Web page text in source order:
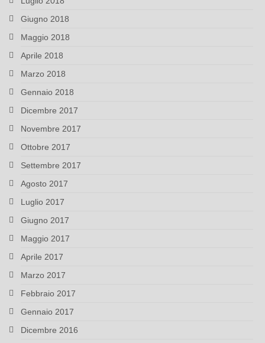
Giugno 2018
Maggio 2018
Aprile 2018
Marzo 2018
Gennaio 2018
Dicembre 2017
Novembre 2017
Ottobre 2017
Settembre 2017
Agosto 2017
Luglio 2017
Giugno 2017
Maggio 2017
Aprile 2017
Marzo 2017
Febbraio 2017
Gennaio 2017
Dicembre 2016